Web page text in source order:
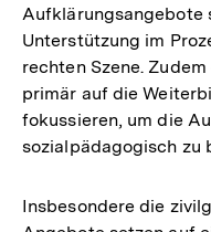
Aufklärungsangebote
Unterstützung im
rechten Szene.
primär auf die
fokussieren, um die
sozialpädagogisch zu
Insbesondere die